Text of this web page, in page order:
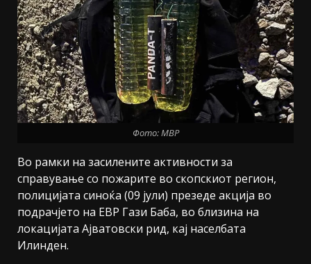
Фото: МВР
Во рамки на засилените активности за
справување со пожарите во скопскиот регион,
полицијата синоќа (09 јули) презеде акција во
подрачјето на ЕВР Гази Баба, во близина на
локацијата Ајватовски рид, кај населбата
Илинден.